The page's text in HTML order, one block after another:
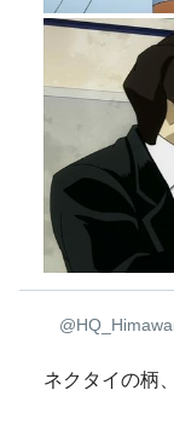
ネクタイの柄